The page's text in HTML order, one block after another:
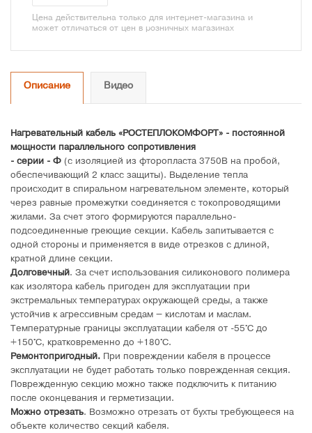
Цена действительна только для интернет-магазина и
может отличаться от цен в розничных магазинах
Описание Видео
Нагревательный кабель «РОСТЕПЛОКОМФОРТ» - постоянной
мощности параллельного сопротивления
- серии - Ф (с изоляцией из фторопласта 3750В на пробой,
обеспечивающий 2 класс защиты). Выделение тепла
происходит в спиральном нагревательном элементе, который
через равные промежутки соединяется с токопроводящими
жилами. За счет этого формируются параллельно-
подсоединенные греющие секции. Кабель запитывается с
одной стороны и применяется в виде отрезков с длиной,
кратной длине секции.
Долговечный. За счет использования силиконового полимера
как изолятора кабель пригоден для эксплуатации при
экстремальных температурах окружающей среды, а также
устойчив к агрессивным средам – кислотам и маслам.
Температурные границы эксплуатации кабеля от -55°C до
+150°C, кратковременно до +180°C.
Ремонтопригодный. При повреждении кабеля в процессе
эксплуатации не будет работать только поврежденная секция.
Поврежденную секцию можно также подключить к питанию
после оконцевания и герметизации.
Можно отрезать. Возможно отрезать от бухты требующееся на
объекте количество секций кабеля.